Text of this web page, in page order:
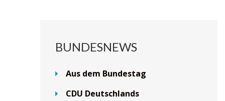
BUNDESNEWS
Aus dem Bundestag
CDU Deutschlands